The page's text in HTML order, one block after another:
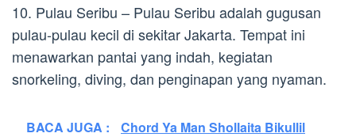
10. Pulau Seribu – Pulau Seribu adalah gugusan
pulau-pulau kecil di sekitar Jakarta. Tempat ini
menawarkan pantai yang indah, kegiatan
snorkeling, diving, dan penginapan yang nyaman.
BACA JUGA :
Chord Ya Man Shollaita Bikullil